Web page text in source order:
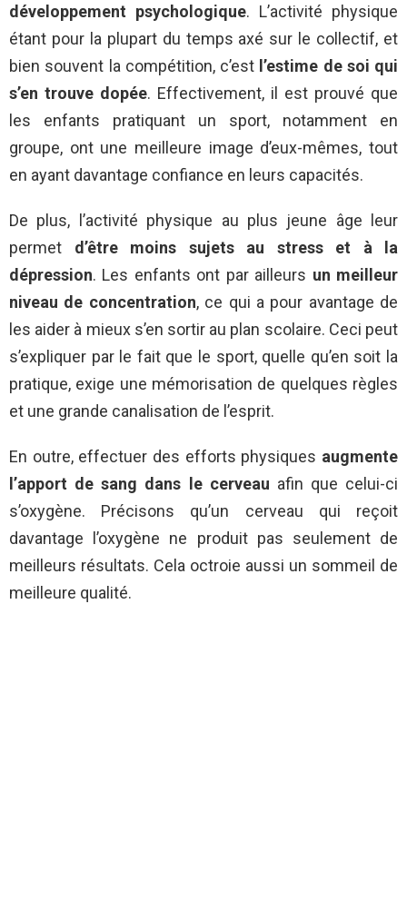
développement psychologique. L’activité physique
étant pour la plupart du temps axé sur le collectif, et
bien souvent la compétition, c’est l’estime de soi qui
s’en trouve dopée. Effectivement, il est prouvé que
les enfants pratiquant un sport, notamment en
groupe, ont une meilleure image d’eux-mêmes, tout
en ayant davantage confiance en leurs capacités.
De plus, l’activité physique au plus jeune âge leur
permet d’être moins sujets au stress et à la
dépression. Les enfants ont par ailleurs un meilleur
niveau de concentration, ce qui a pour avantage de
les aider à mieux s’en sortir au plan scolaire. Ceci peut
s’expliquer par le fait que le sport, quelle qu’en soit la
pratique, exige une mémorisation de quelques règles
et une grande canalisation de l’esprit.
En outre, effectuer des efforts physiques augmente
l’apport de sang dans le cerveau afin que celui-ci
s’oxygène. Précisons qu’un cerveau qui reçoit
davantage l’oxygène ne produit pas seulement de
meilleurs résultats. Cela octroie aussi un sommeil de
meilleure qualité.